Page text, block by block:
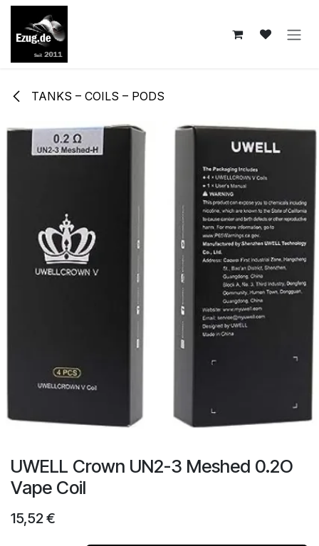
Zum Inhalt springen
TANKS – COILS – PODS
UWELL Crown UN2-3 Meshed 0.2O
Vape Coil
15,52€